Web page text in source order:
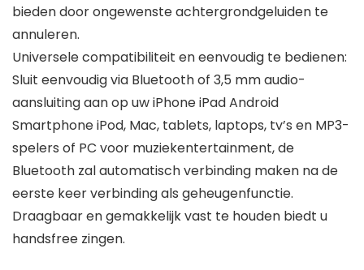
bieden door ongewenste achtergrondgeluiden te
annuleren.
Universele compatibiliteit en eenvoudig te bedienen:
Sluit eenvoudig via Bluetooth of 3,5 mm audio-
aansluiting aan op uw iPhone iPad Android
Smartphone iPod, Mac, tablets, laptops, tv’s en MP3-
spelers of PC voor muziekentertainment, de
Bluetooth zal automatisch verbinding maken na de
eerste keer verbinding als geheugenfunctie.
Draagbaar en gemakkelijk vast te houden biedt u
handsfree zingen.